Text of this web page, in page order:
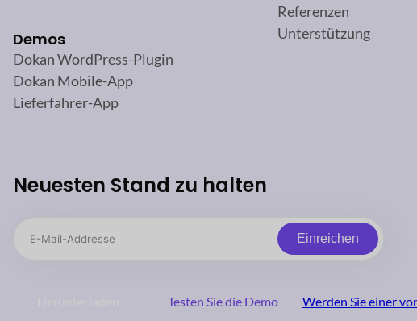
Demos
Dokan WordPress-Plugin
Dokan Mobile-App
Lieferfahrer-App
Referenzen
Unterstützung
Neuesten Stand zu halten
Einreichen
Testen Sie die Demo Werden Sie einer